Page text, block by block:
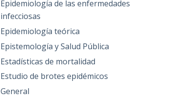
Epidemiología de las enfermedades
infecciosas
Epidemiología teórica
Epistemología y Salud Pública
Estadísticas de mortalidad
Estudio de brotes epidémicos
General